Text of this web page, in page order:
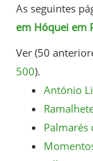
As seguintes
em Hóquei em
Ver (50
500).
António
Palmarés